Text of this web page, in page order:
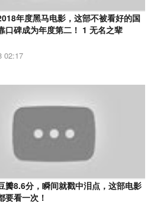
年度黑马电影，这部不被看好的国
口碑成为年度第二！ 1 无名之辈
02:17
瓣8.6分，瞬间就戳中泪点，这部电影
要看一次！